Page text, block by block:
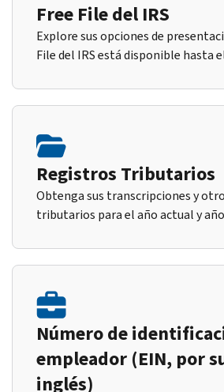
Free File del IRS
Explore sus opciones de
File del IRS está disponible hasta
Registros Tributarios
Obtenga sus transcripciones y
tributarios para el año actual y
Número de
empleador (EIN, por
inglés)